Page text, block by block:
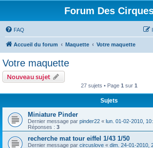
Forum Des
FAQ
Accueil du forum Maquette Votre maquette
Votre maquette
Nouveau sujet
27 sujets • Page 1 sur 1
Sujets
Miniature Pinder
Dernier message par pinder22 « lun. 01-02-2010,
Réponses : 3
recherche mat tour eiffel 1/43 1/50
Dernier message par circuslove « dim. 24-01-2010,